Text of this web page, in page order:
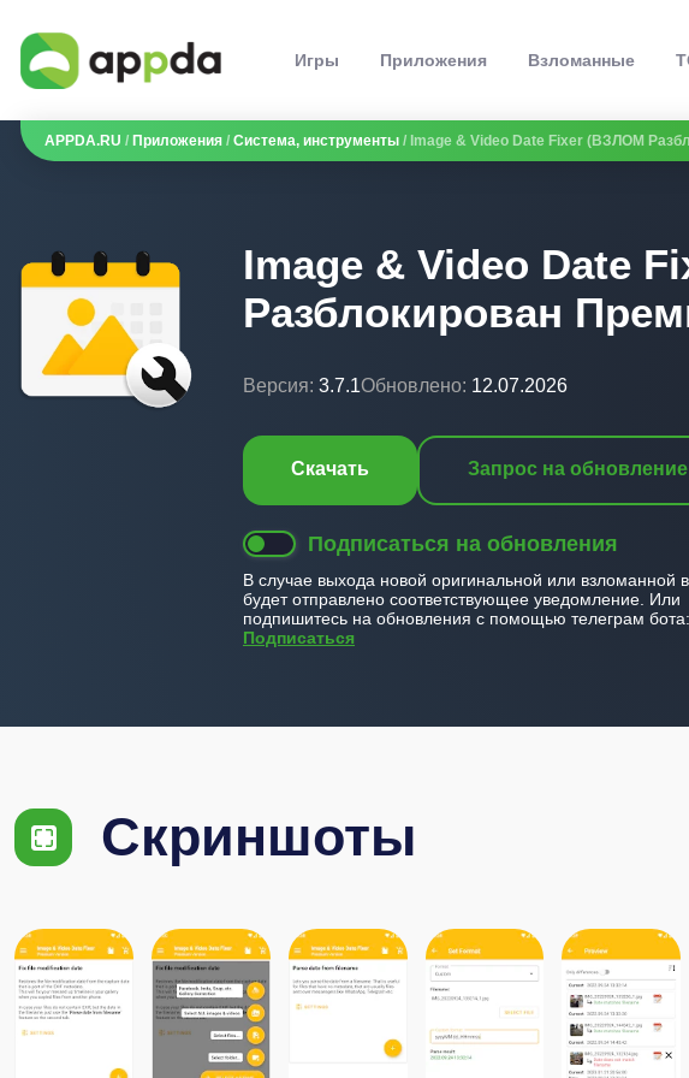
Игры Приложения Взломанные
APPDA.RU / Приложения / Система, инструменты / Image & Video Date Fixer (ВЗЛОМ
Image & Video Date
Разблокирован
Версия: 3.7.1Обновлено: 12.07.2026
Скачать Запрос на обновление
Подписаться на обновления
В случае выхода новой оригинальной или взломанной
будет отправлено соответствующее уведомление. Или
подпишитесь на обновления с помощью телеграм бота:
Подписаться
Скриншоты